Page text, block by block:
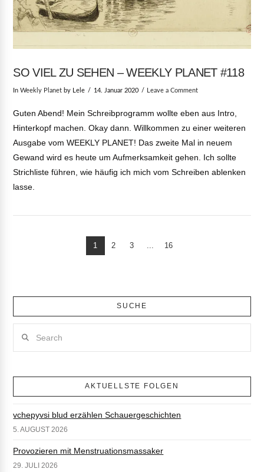
SO VIEL ZU SEHEN – WEEKLY PLANET #118
InWeekly Planet by Lele 14. Januar 2020 Leave a Comment
Guten Abend! Mein Schreibprogramm wollte eben aus Intro,
Hinterkopf machen. Okay dann. Willkommen zu einer weiteren
Ausgabe vom WEEKLY PLANET! Das zweite Mal in neuem
Gewand wird es heute um Aufmerksamkeit gehen. Ich sollte
Strichliste führen, wie häufig ich mich vom Schreiben ablenken
lasse.
1 2 3 ... 16
SUCHE
AKTUELLSTE FOLGEN
vchepyvsi blud erzählen Schauergeschichten
5. AUGUST 2026
Provozieren mit Menstruationsmassaker
29. JULI 2026